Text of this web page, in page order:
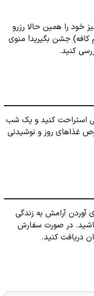
خود را همین حالا رزرو
کافه) جشن بگیرید! منوی
کنید.
استراحت کنید و یک شب
مخصوص غذاهای روز و نوشیدنی
آوردن آرامش به زندگی
در صورت سفارش
دریافت کنید.